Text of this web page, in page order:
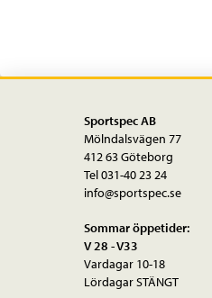
Sportspec AB
Mölndalsvägen 77
412 63 Göteborg
Tel 031-40 23 24
info@sportspec.se
Sommar öppetider:
V 28 - V33
Vardagar 10-18
Lördagar STÄNGT